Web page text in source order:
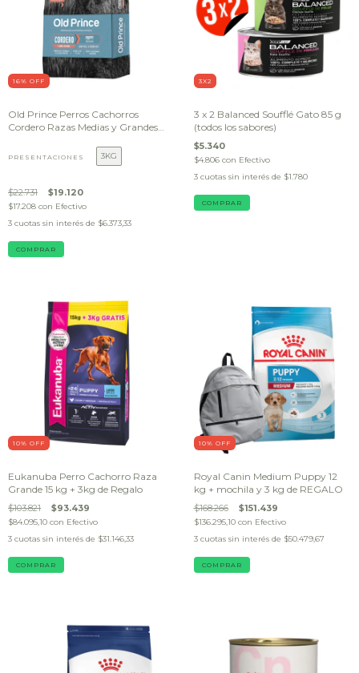
16% OFF
Old Prince Perros Cachorros
Cordero Razas Medias y Grandes
PRESENTACIONES 3KG
$22.731 $19.120
$17.208 con Efectivo
3 cuotas sin interés de $6.373,33
COMPRAR
3X2
3 x 2 Balanced Soufflé Gato 85 g
(todos los sabores)
$5.340
$4.806 con Efectivo
3 cuotas sin interés de $1.780
10% OFF
Eukanuba Perro Cachorro Raza
Grande 15 kg + 3kg de Regalo
$103.821 $93.439
$84.095,10 con Efectivo
3 cuotas sin interés de $31.146,33
10% OFF
Royal Canin Medium Puppy 12
kg + mochila y 3 kg de REGALO
$168.266 $151.439
$136.295,10 con Efectivo
3 cuotas sin interés de $50.479,67